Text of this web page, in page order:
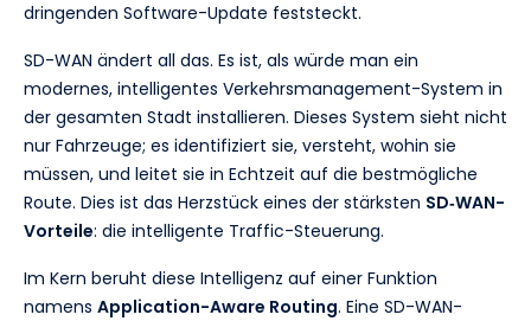
dringenden Software-Update feststeckt.
SD-WAN ändert all das. Es ist, als würde man ein
modernes, intelligentes Verkehrsmanagement-System in
der gesamten Stadt installieren. Dieses System sieht nicht
nur Fahrzeuge; es identifiziert sie, versteht, wohin sie
müssen, und leitet sie in Echtzeit auf die bestmögliche
Route. Dies ist das Herzstück eines der stärksten SD‑WAN-
Vorteile: die intelligente Traffic-Steuerung.
Im Kern beruht diese Intelligenz auf einer Funktion
namens Application-Aware Routing. Eine SD-WAN-